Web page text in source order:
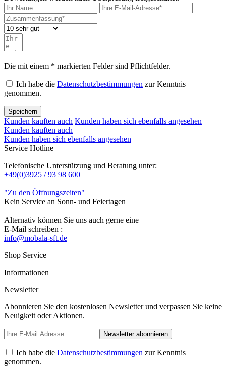
Die mit einem * markierten Felder sind Pflichtfelder.
Ich habe die Datenschutzbestimmungen zur Kenntnis
genommen.
Speichern
Kunden kauften auch Kunden haben sich ebenfalls angesehen
Kunden kauften auch
Kunden haben sich ebenfalls angesehen
Service Hotline
Telefonische Unterstützung und Beratung unter:
+49(0)3925 / 93 98 600
"Zu den Öffnungszeiten"
Kein Service an Sonn- und Feiertagen
Alternativ können Sie uns auch gerne eine
E-Mail schreiben :
info@mobala-sft.de
Shop Service
Informationen
Newsletter
Abonnieren Sie den kostenlosen Newsletter und verpassen Sie keine
Neuigkeit oder Aktionen.
Newsletter abonnieren
Ich habe die Datenschutzbestimmungen zur Kenntnis
genommen.